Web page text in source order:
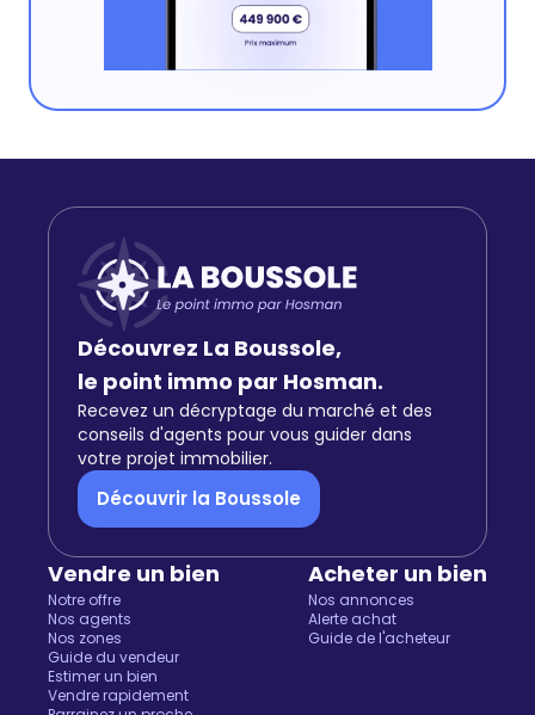
Découvrez La Boussole,
le point immo par Hosman.
Recevez un décryptage du marché et des
conseils d'agents pour vous guider dans
votre projet immobilier.
Découvrir la Boussole
Vendre un bien
Notre offre
Nos agents
Nos zones
Guide du vendeur
Estimer un bien
Vendre rapidement
Acheter un bien
Nos annonces
Alerte achat
Guide de l'acheteur